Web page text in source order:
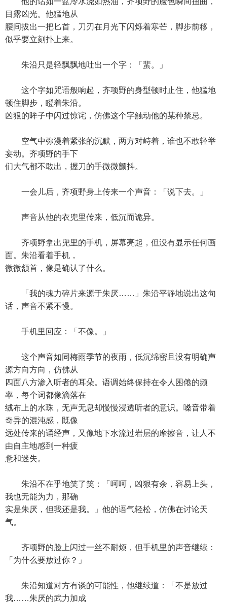
目露凶光。他猛地从
腰间拔出一把匕首，刀刃在月光下闪烁着寒芒，脚步前移，
似乎要立刻扑上来。
朱沿只是轻飘飘地吐出一个字：「蜚。」
这个字如咒语般响起，齐项野的身型顿时止住，他猛地
顿住脚步，瞪着朱沿。
凶狠的眸子中闪过惊诧，仿佛这个字触动他的某种禁忌。
空气中弥漫着紧张的沉默，两方对峙着，谁也不敢轻举
妄动。齐项野的手下
们大气都不敢出，握刀的手微微颤抖。
一会儿后，齐项野身上传来一个声音：「说下去。」
声音从他的衣兜里传来，低沉而诡异。
齐项野拿出兜里的手机，屏幕亮起，但没有显示任何画
面。朱沿看着手机，
微微颔首，像是确认了什么。
「我的魂力碎片来源于朱厌……」朱沿平静地说出这句
话，声音不紧不慢。
手机里回应：「不像。」
这个声音如同梅雨季节的夜雨，低沉绵密且没有明确声
源方向方向，仿佛从
四面八方渗入听者的耳朵。语调始终保持在令人困倦的频
率，每个词都像滴落在
绒布上的水珠，无声无息却慢慢浸透听者的意识。嗓音带着
奇异的混沌感，既像
远处传来的诵经声，又像地下水流过岩层的摩擦音，让人不
由自主地感到一种疲
惫和迷失。
朱沿不在乎地笑了笑：「呵呵，凶狠有余，容易上头，
我也无能为力，那确
实是朱厌，但我还是我。」他的语气轻松，仿佛在讨论天
气。
齐项野的脸上闪过一丝不耐烦，但手机里的声音继续：
「为什么要放过你？」
朱沿知道对方有谈的可能性，他继续道：「不是放过
我……朱厌的武力加成